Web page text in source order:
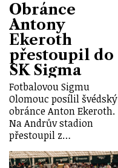
Obránce
Antony
Ekeroth
přestoupil do
SK Sigma
Fotbalovou Sigmu
Olomouc posílil švédský
obránce Anton Ekeroth.
Na Andrův stadion
přestoupil z…